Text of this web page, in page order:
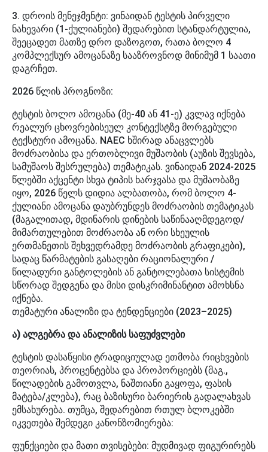
3. დროის მენეჯმენტი: ვინაიდან ტესტის პირველი
ნახევარი (1-ქულიანები) შედარებით სტანდარტულია,
შეეცადეთ მათზე დრო დაზოგოთ, რათა ბოლო 4
კომპლექსურ ამოცანაზე სააზროვნოდ მინიმუმ 1 საათი
დაგრჩეთ.
2026 წლის პროგნოზი:
ტესტის ბოლო ამოცანა (მე-40 ან 41-ე) კვლავ იქნება
რეალურ ცხოვრებისეულ კონტექსტზე მორგებული
ტექსტური ამოცანა. NAEC ხშირად ანაცვლებს
მოძრაობისა და ერთობლივი მუშაობის (აუზის შევსება,
სამუშაოს შესრულება) თემატიკას. ვინაიდან 2024-2025
წლებში აქცენტი სხვა ტიპის ხარჯვასა და მუშაობაზე
იყო, 2026 წელს დიდია ალბათობა, რომ ბოლო 4-
ქულიანი ამოცანა დაუბრუნდეს მოძრაობის თემატიკას
(მაგალითად, მდინარის დინების საწინააღმდეგოდ/
მიმართულებით მოძრაობა ან ორი სხეულის
ერთმანეთის შეხვედრამდე მოძრაობის გრაფიკები),
სადაც წარმატების გასაღები რაციონალური /
წილადური განტოლების ან განტოლებათა სისტემის
სწორად შედგენა და მისი დისკრიმინანტით ამოხსნა
იქნება.
თემატური ანალიზი და ტენდენციები (2023–2025)
ა) ალგებრა და ანალიზის საფუძვლები
ტესტის დასაწყისი ტრადიციულად ეთმობა რიცხვების
თეორიას, პროცენტებსა და პროპორციებს (მაგ.,
წილადების გამოთვლა, ნაშთიანი გაყოფა, ფასის
მატება/კლება), რაც ბაზისური ბარიერის გადალახვას
ემსახურება. თუმცა, შედარებით რთულ ბლოკებში
იკვეთება შემდეგი კანონზომიერება:
ფუნქციები და მათი თვისებები: მუდმივად ფიგურირებს